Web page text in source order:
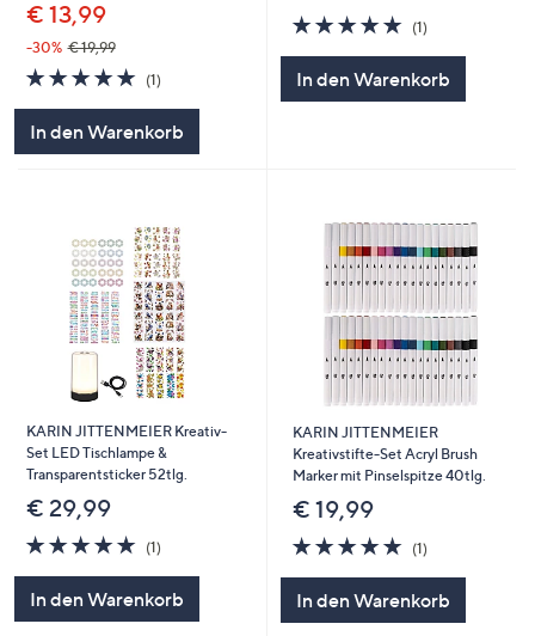
€ 13,99
-30% € 19,99
5.0
von
(1)
In den Warenkorb
5.0
von
5
(1)
In den Warenkorb
KARIN JITTENMEIER Kreativ-
Set LED Tischlampe &
Transparentsticker 52tlg.
€ 29,99
5.0
von
(1)
In den Warenkorb
KARIN JITTENMEIER
Kreativstifte-Set Acryl Brush
Marker mit Pinselspitze 40tlg.
€ 19,99
5.0
von
(1)
In den Warenkorb